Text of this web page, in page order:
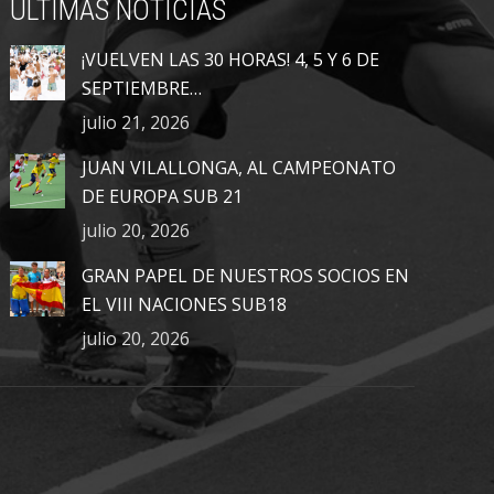
ÚLTIMAS NOTICIAS
¡VUELVEN LAS 30 HORAS! 4, 5 Y 6 DE
SEPTIEMBRE…
julio 21, 2026
JUAN VILALLONGA, AL CAMPEONATO
DE EUROPA SUB 21
julio 20, 2026
GRAN PAPEL DE NUESTROS SOCIOS EN
EL VIII NACIONES SUB18
julio 20, 2026